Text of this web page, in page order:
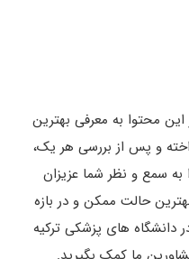
محتوا به معرفی بهترین
و پس‌ از بررسی هر یک،
سمع و نظر شما عزیزان
حالت ممکن و در بازه
دانشگاه‌ های پزشکی ترکیه